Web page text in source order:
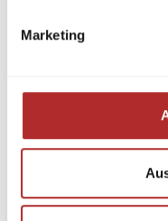
Marketing
Granitfliesen Cielo